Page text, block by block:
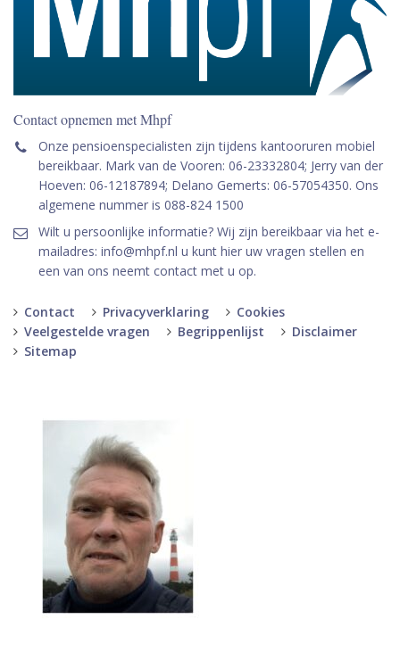
Contact opnemen met Mhpf
Onze pensioenspecialisten zijn tijdens kantooruren mobiel
bereikbaar. Mark van de Vooren: 06-23332804; Jerry van der
Hoeven: 06-12187894; Delano Gemerts: 06-57054350. Ons
algemene nummer is 088-824 1500
Wilt u persoonlijke informatie? Wij zijn bereikbaar via het e-
mailadres: info@mhpf.nl u kunt hier uw vragen stellen en
een van ons neemt contact met u op.
Contact Privacyverklaring
Cookies
Veelgestelde vragen
Begrippenlijst
Disclaimer
Sitemap